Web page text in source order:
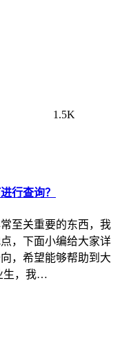
1.5K
行查询？
至关重要的东西，我
，下面小编给大家详
，希望能够帮助到大
生，我…